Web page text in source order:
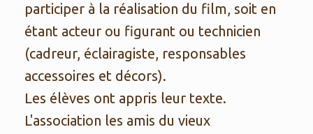
participer à la réalisation du film, soit en
étant acteur ou figurant ou technicien
(cadreur, éclairagiste, responsables
accessoires et décors).
Les élèves ont appris leur texte.
L'association les amis du vieux